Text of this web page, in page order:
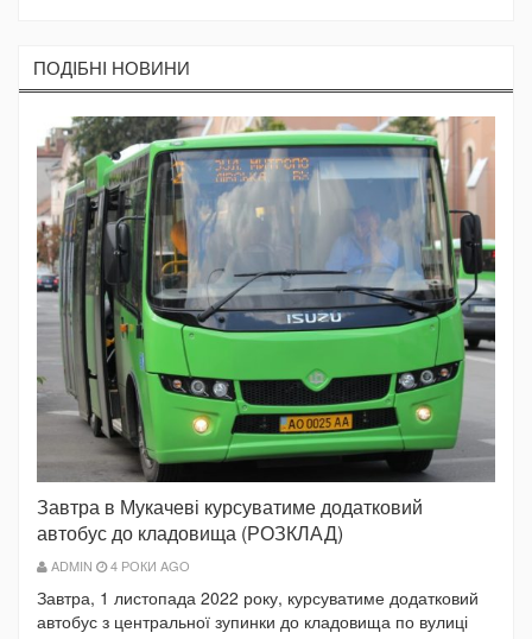
ПОДIБНI НОВИНИ
Завтра в Мукачеві курсуватиме додатковий
автобус до кладовища (РОЗКЛАД)
ADMIN 4 РОКИ AGO
Завтра, 1 листопада 2022 року, курсуватиме додатковий
автобус з центральної зупинки до кладовища по вулиці